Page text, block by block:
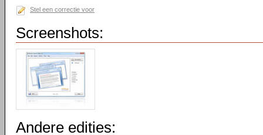
Stel een correctie voor
Screenshots:
Andere edities: